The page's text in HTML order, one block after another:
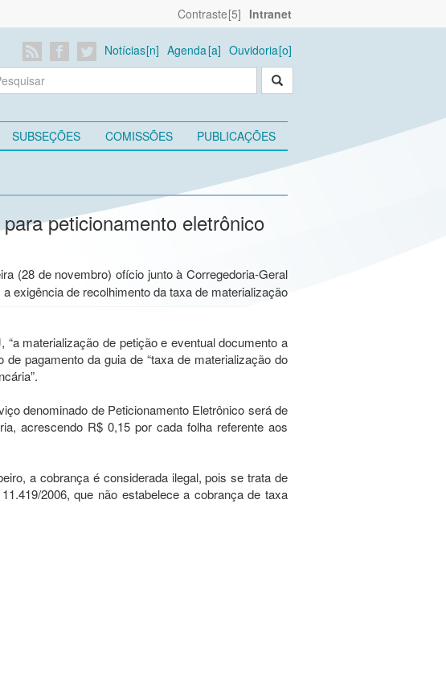
Contraste Intranet
Notícias Agenda Ouvidoria
SUBSEÇÕES COMISSÕES PUBLICAÇÕES
peticionamento eletrônico
(28 de novembro) ofício junto à Corregedoria-Geral
exigência de recolhimento da taxa de materialização
materialização de petição e eventual documento a
pagamento da guia de “taxa de materialização do
denominado de Peticionamento Eletrônico será de
acrescendo R$ 0,15 por cada folha referente aos
a cobrança é considerada ilegal, pois se trata de
2006, que não estabelece a cobrança de taxa